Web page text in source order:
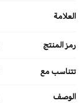
العلامة
رمز المنتج
تتناسب مع
الوصف